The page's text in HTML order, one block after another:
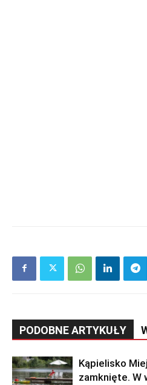
PODOBNE ARTYKUŁY
Kąpielisko
zamknięte. W